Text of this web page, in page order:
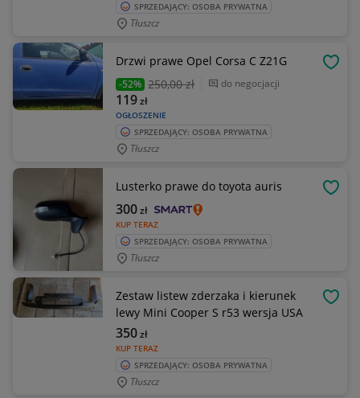
SPRZEDAJĄCY: OSOBA PRYWATNA
Tłuszcz
Drzwi prawe Opel Corsa C Z21G
-52% 250,00 zł do negocjacji
OGŁOSZENIE
119zł
SPRZEDAJĄCY: OSOBA PRYWATNA
Tłuszcz
Lusterko prawe do toyota auris
KUP TERAZ
300zł
SPRZEDAJĄCY: OSOBA PRYWATNA
Tłuszcz
Zestaw listew zderzaka i kierunek
lewy Mini Cooper S r53 wersja USA
KUP TERAZ
350zł
SPRZEDAJĄCY: OSOBA PRYWATNA
Tłuszcz